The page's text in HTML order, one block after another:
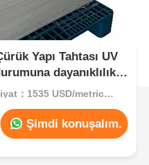
Yapı Tahtası UV
dayanıklılık
Fiyat：1535 USD/metric ton (current price)
Şimdi konuşalım.